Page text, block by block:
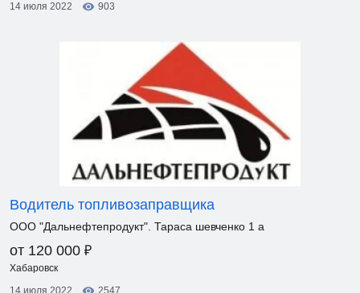
14 июля 2022 903
Водитель топливозаправщика
ООО "Дальнефтепродукт". Тараса шевченко 1 а
от 120 000 ₽
Хабаровск
14 июля 2022
2547